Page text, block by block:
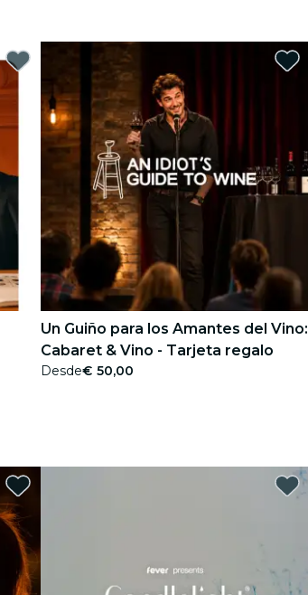
Un Guiño para los Amantes del Vino:
Cabaret & Vino - Tarjeta regalo
Desde€ 50,00